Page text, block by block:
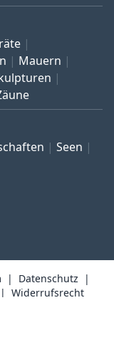
Mauern
Seen
Datenschutz
Widerrufsrecht